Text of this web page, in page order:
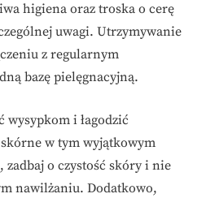
higiena oraz troska o cerę
uwagi. Utrzymywanie
z regularnym
bazę pielęgnacyjną.
wysypkom i łagodzić
w tym wyjątkowym
zadbaj o czystość skóry i nie
nawilżaniu. Dodatkowo,